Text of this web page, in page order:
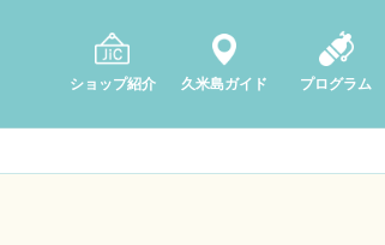
ショップ紹介 久米島ガイド プログラム